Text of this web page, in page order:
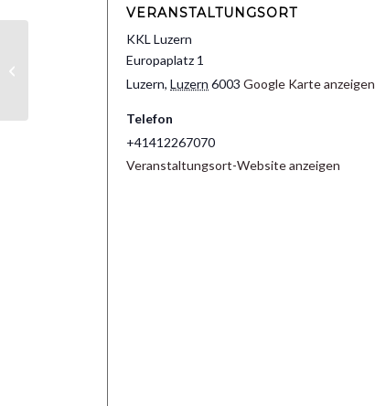
VERANSTALTUNGSORT
KKL Luzern
Europaplatz 1
Luzern, Luzern 6003 Google Karte anzeigen
Telefon
+41412267070
Veranstaltungsort-Website anzeigen
8. Februar – Luzern